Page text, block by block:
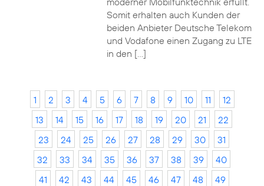
Somit erhalten auch Kunden der
beiden Anbieter Deutsche Telekom
und Vodafone einen Zugang zu LTE
in den […]
1 2 3 4 5 6 7 8 9 10 11
12
13
14 15 16 17 18 19 20 21
22
23
24 25 26 27 28 29 30
31
32
33 34 35 36 37 38 39
40
41
42 43 44 45 46 47 48
49